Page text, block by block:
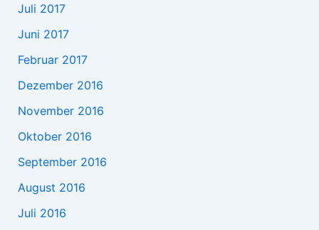
Juli 2017
Juni 2017
Februar 2017
Dezember 2016
November 2016
Oktober 2016
September 2016
August 2016
Juli 2016